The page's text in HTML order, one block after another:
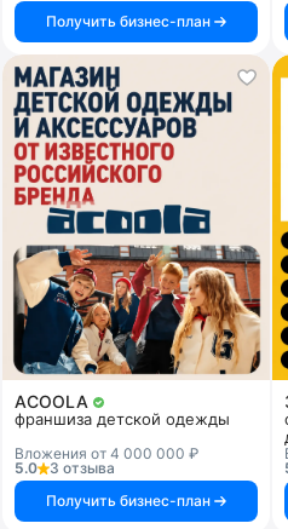
Получить бизнес-план
ACOOLA
франшиза детской одежды
Вложения от 4 000 000 ₽
5.0
3 отзыва
Получить бизнес-план